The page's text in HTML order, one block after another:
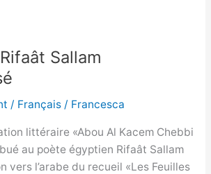
Sallam
/ Français/ Francesca
littéraire «Abou Al Kacem Chebbi
au poète égyptien Rifaât Sallam
vers l’arabe du recueil «Les Feuilles